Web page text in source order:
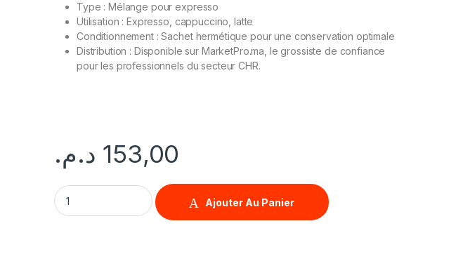
Type : Mélange pour expresso
Utilisation : Expresso, cappuccino, latte
Conditionnement : Sachet hermétique pour une conservation optimale
Distribution : Disponible sur MarketPro.ma, le grossiste de confiance
pour les professionnels du secteur CHR.
153,00 د.م.
Cafe Dubois Expresso 1 KG quantity
Ajouter Au Panier